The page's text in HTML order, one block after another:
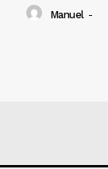
Manuel -